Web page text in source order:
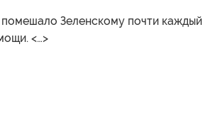
Зеленскому почти каждый
<…>